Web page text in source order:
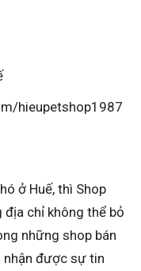
hieupetshop1987
ở Huế, thì Shop
chỉ không thể bỏ
những shop bán
nhận được sự tin